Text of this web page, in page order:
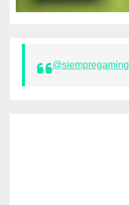
@siempregaming